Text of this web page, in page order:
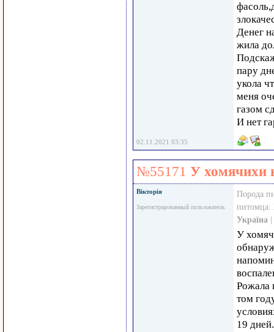
Денег
жила
пару
укола
меня
газом
И нет
02.11.2021 03:35
№55171 У хомячихи
Вікторія
Зарегистрированный пользователь
Порода
питомца:
Україна |
У
Рожала
том
19 дней.